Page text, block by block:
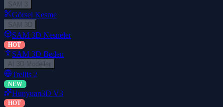
SAM 3
Görsel Kesme
SAM 3D
SAM 3D Nesneler
HOT
SAM 3D Beden
AI 3D Modeller
Trellis 2
NEW
Hunyuan3D V3
HOT